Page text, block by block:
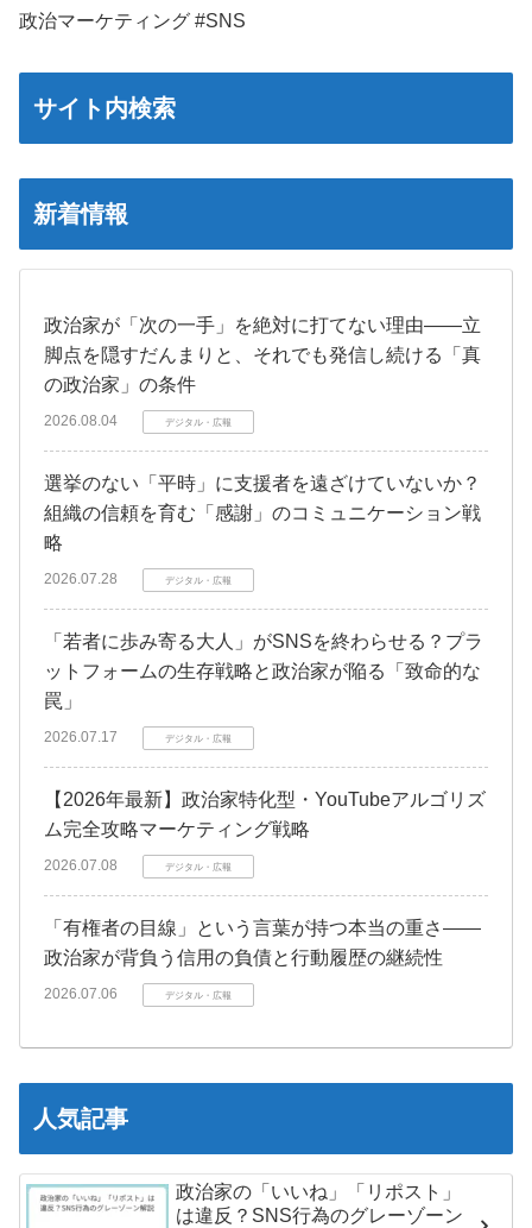
政治マーケティング #SNS
サイト内検索
新着情報
政治家が「次の一手」を絶対に打てない理由――立
脚点を隠すだんまりと、それでも発信し続ける「真
の政治家」の条件
2026.08.04 デジタル・広報
選挙のない「平時」に支援者を遠ざけていないか？
組織の信頼を育む「感謝」のコミュニケーション戦
略
2026.07.28 デジタル・広報
「若者に歩み寄る大人」がSNSを終わらせる？プラ
ットフォームの生存戦略と政治家が陥る「致命的な
罠」
2026.07.17 デジタル・広報
【2026年最新】政治家特化型・YouTubeアルゴリズ
ム完全攻略マーケティング戦略
2026.07.08 デジタル・広報
「有権者の目線」という言葉が持つ本当の重さ――
政治家が背負う信用の負債と行動履歴の継続性
2026.07.06 デジタル・広報
人気記事
政治家の「いいね」「リポスト」
は違反？SNS行為のグレーゾーン